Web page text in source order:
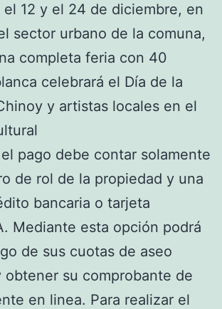
el 12 y el 24 de diciembre, en
sector urbano de la comuna,
completa feria con 40
celebrará el Día de la
y artistas locales en el
pago debe contar solamente
de rol de la propiedad y una
bancaria o tarjeta
Mediante esta opción podrá
de sus cuotas de aseo
obtener su comprobante de
en linea. Para realizar el